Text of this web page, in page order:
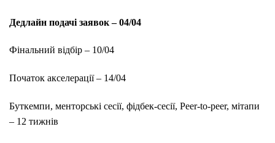
Дедлайн подачі заявок – 04/04
Фінальний відбір – 10/04
Початок акселерації – 14/04
Буткемпи, менторські сесії, фідбек-сесії, Peer-to-peer, мітапи
– 12 тижнів